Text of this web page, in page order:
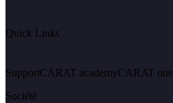
Quick Links
SupportCARAT academyCARAT one
Société